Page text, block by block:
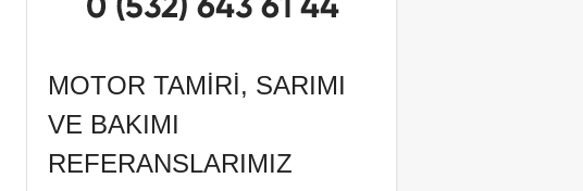
MOTOR TAMIRI, SARIMI
VE BAKIMI
REFERANSLARIMIZ